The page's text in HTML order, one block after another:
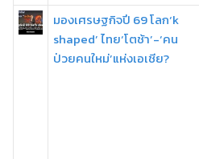
มองเศรษฐกิจปี 69 โลก‘k
shaped’ ไทย‘โตช้า’-‘คน
ป่วยคนใหม่’แห่งเอเชีย?